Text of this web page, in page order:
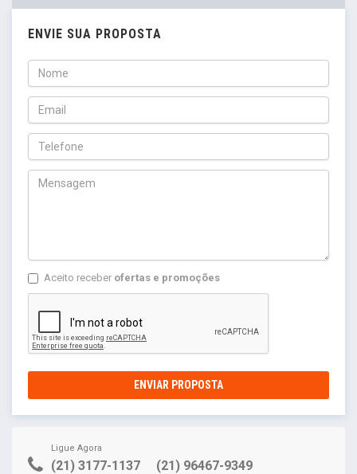
ENVIE SUA PROPOSTA
Aceito receber ofertas e promoções
ENVIAR PROPOSTA
Ligue Agora
(21) 3177-1137 (21) 96467-9349